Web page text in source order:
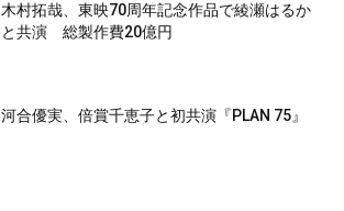
木村拓哉、東映70周年記念作品で綾瀬はるか
と共演 総製作費20億円
河合優実、倍賞千恵子と初共演『PLAN 75』